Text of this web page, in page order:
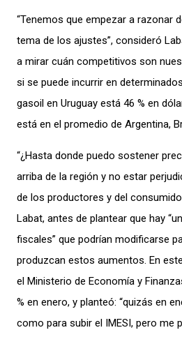
“Tenemos que empezar a razonar
tema de los ajustes”, consideró
a mirar cuán competitivos son
si se puede incurrir en
gasoil en Uruguay está 46 % en
está en el promedio de Argentina,
“¿Hasta donde puedo sostener
arriba de la región y no estar
de los productores y del
Labat, antes de plantear que hay
fiscales” que podrían modificarse
produzcan estos aumentos. En
el Ministerio de Economía y
% en enero, y planteó: “quizás en
como para subir el IMESI, pero me